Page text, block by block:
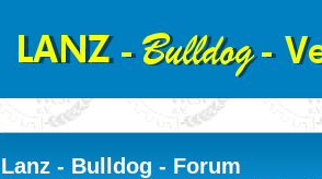
Lanz - Bulldog - Forum